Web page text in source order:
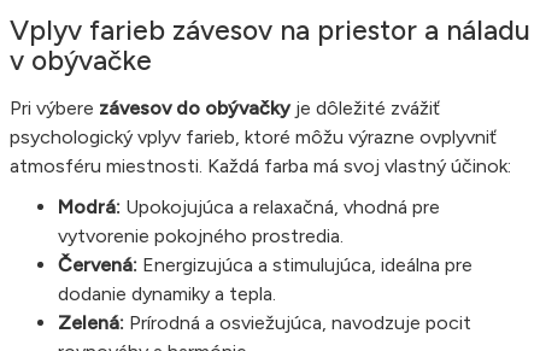
Vplyv farieb závesov na priestor a náladu
v obývačke
Pri výbere závesov do obývačkyje dôležité zvážiť
psychologický vplyv farieb, ktoré môžu výrazne ovplyvniť
atmosféru miestnosti. Každá farba má svoj vlastný účinok:
Modrá: Upokojujúca a relaxačná, vhodná pre
vytvorenie pokojného prostredia.
Červená: Energizujúca a stimulujúca, ideálna pre
dodanie dynamiky a tepla.
Zelená: Prírodná a osviežujúca, navodzuje pocit